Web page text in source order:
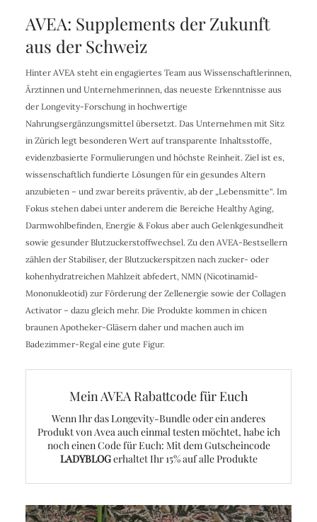
AVEA: Supplements der Zukunft
aus der Schweiz
Hinter AVEA steht ein engagiertes Team aus Wissenschaftlerinnen,
Ärztinnen und Unternehmerinnen, das neueste Erkenntnisse aus
der Longevity-Forschung in hochwertige
Nahrungsergänzungsmittel übersetzt. Das Unternehmen mit Sitz
in Zürich legt besonderen Wert auf transparente Inhaltsstoffe,
evidenzbasierte Formulierungen und höchste Reinheit. Ziel ist es,
wissenschaftlich fundierte Lösungen für ein gesundes Altern
anzubieten – und zwar bereits präventiv, ab der „Lebensmitte“. Im
Fokus stehen dabei unter anderem die Bereiche Healthy Aging,
Darmwohlbefinden, Energie & Fokus aber auch Gelenkgesundheit
sowie gesunder Blutzuckerstoffwechsel. Zu den AVEA-Bestsellern
zählen der Stabiliser, der Blutzuckerspitzen nach zucker- oder
kohenhydratreichen Mahlzeit abfedert, NMN (Nicotinamid-
Mononukleotid) zur Förderung der Zellenergie sowie der Collagen
Activator – dazu gleich mehr. Die Produkte kommen in chicen
braunen Apotheker-Gläsern daher und machen auch im
Badezimmer-Regal eine gute Figur.
Mein AVEA Rabattcode für Euch
Wenn Ihr das Longevity-Bundle oder ein anderes
Produkt von Avea auch einmal testen möchtet, habe ich
noch einen Code für Euch: Mit dem Gutscheincode
LADYBLOGerhaltet Ihr 15% auf alle Produkte